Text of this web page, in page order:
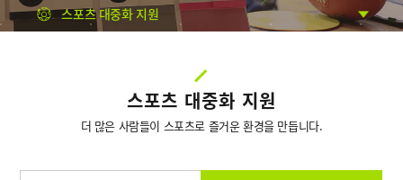
스포츠 대중화 지원
스포츠 대중화 지원
더 많은 사람들이 스포츠로 즐거운 환경을 만듭니다.